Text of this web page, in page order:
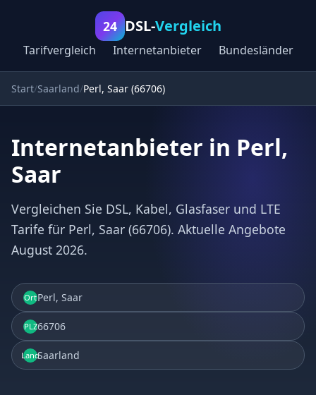
24 DSL-Vergleich
Tarifvergleich Internetanbieter Bundesländer
Start Saarland Perl, Saar (66706)
Internetanbieter in Perl,
Saar
Vergleichen Sie DSL, Kabel, Glasfaser und LTE
Tarife für Perl, Saar (66706). Aktuelle Angebote
August 2026.
OrtPerl, Saar
PLZ66706
LandSaarland